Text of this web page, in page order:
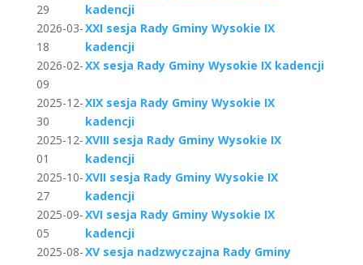
29
kadencji
2026-03-
18
XXI sesja Rady Gminy Wysokie IX
kadencji
2026-02-
09
XX sesja Rady Gminy Wysokie IX kadencji
2025-12-
30
XIX sesja Rady Gminy Wysokie IX
kadencji
2025-12-
01
XVIII sesja Rady Gminy Wysokie IX
kadencji
2025-10-
27
XVII sesja Rady Gminy Wysokie IX
kadencji
2025-09-
05
XVI sesja Rady Gminy Wysokie IX
kadencji
2025-08-XV sesja nadzwyczajna Rady Gminy